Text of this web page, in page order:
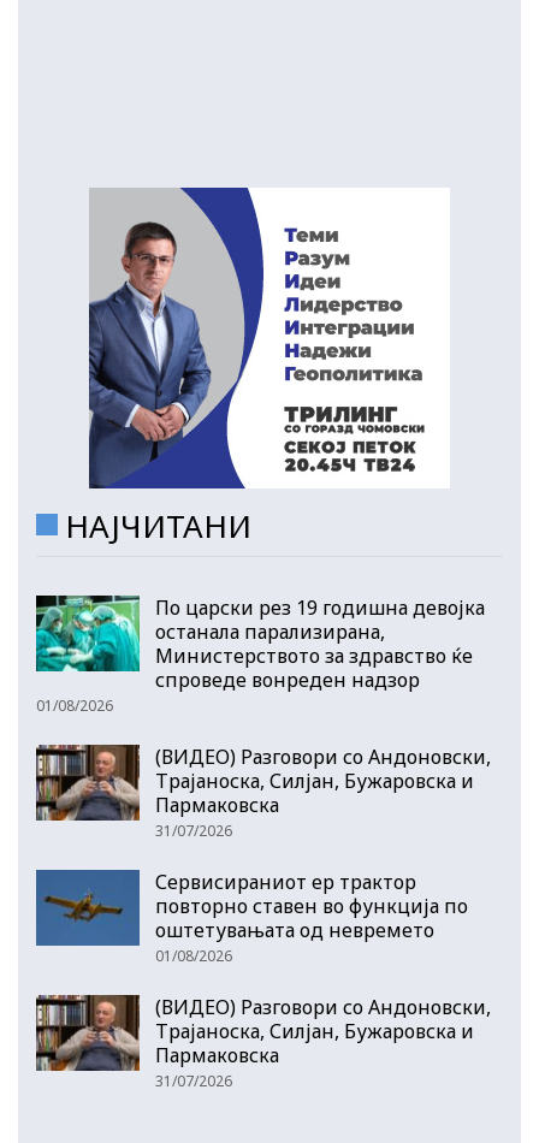
НАЈЧИТАНИ
По царски рез 19 годишна девојка
останала парализирана,
Министерството за здравство ќе
спроведе вонреден надзор
01/08/2026
(ВИДЕО) Разговори со Андоновски,
Трајаноска, Силјан, Бужаровска и
Пармаковска
31/07/2026
Сервисираниот ер трактор
повторно ставен во функција по
оштетувањата од невремето
01/08/2026
(ВИДЕО) Разговори со Андоновски,
Трајаноска, Силјан, Бужаровска и
Пармаковска
31/07/2026